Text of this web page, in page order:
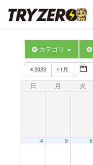
カテゴリ
2023 1月
日 月 火
4 5 6